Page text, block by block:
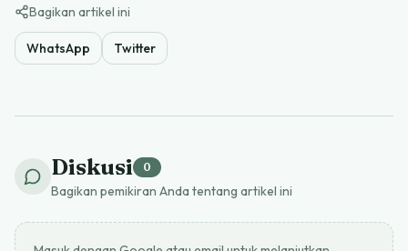
Bagikan artikel ini
WhatsApp Twitter
Diskusi 0
Bagikan pemikiran Anda tentang artikel ini